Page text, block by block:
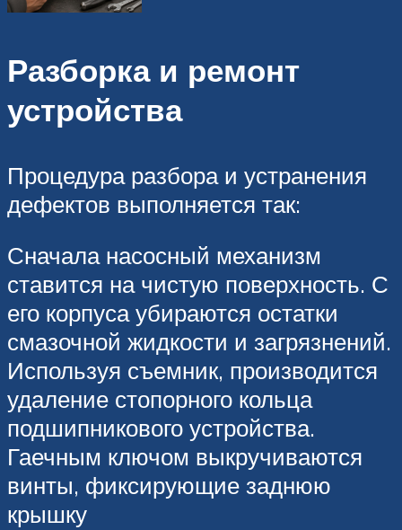
Разборка и ремонт
устройства
Процедура разбора и устранения
дефектов выполняется так:
Сначала насосный механизм
ставится на чистую поверхность. С
его корпуса убираются остатки
смазочной жидкости и загрязнений.
Используя съемник, производится
удаление стопорного кольца
подшипникового устройства.
Гаечным ключом выкручиваются
винты, фиксирующие заднюю
крышку